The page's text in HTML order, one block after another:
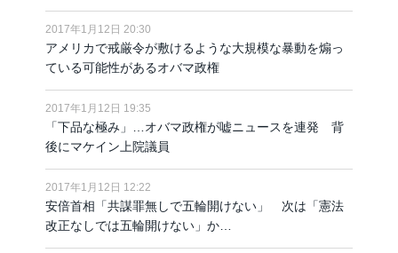
2017年1月12日 20:30
アメリカで戒厳令が敷けるような大規模な暴動を煽っ
ている可能性があるオバマ政権
2017年1月12日 19:35
「下品な極み」…オバマ政権が嘘ニュースを連発 背
後にマケイン上院議員
2017年1月12日 12:22
安倍首相「共謀罪無しで五輪開けない」 次は「憲法
改正なしでは五輪開けない」か…